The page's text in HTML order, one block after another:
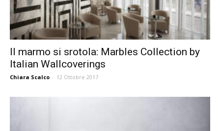
Il marmo si srotola: Marbles Collection by
Italian Wallcoverings
Chiara Scalco - 12 Ottobre 2017